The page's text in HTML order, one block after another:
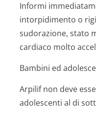
Informi
intorpidimento o
sudorazione, stato
cardiaco molto
Bambini ed
Arpilif non deve
adolescenti al di